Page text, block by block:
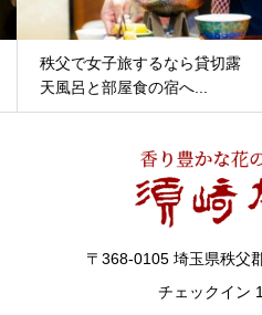
秩父で女子旅するなら貸切露
天風呂と部屋食の宿へ...
〒368-0105 埼玉県秩父
チェックイン